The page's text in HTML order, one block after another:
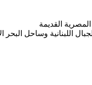
القديمة
اللبنانية وساحل البحر